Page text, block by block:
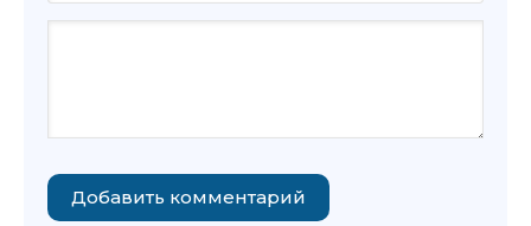
Добавить комментарий